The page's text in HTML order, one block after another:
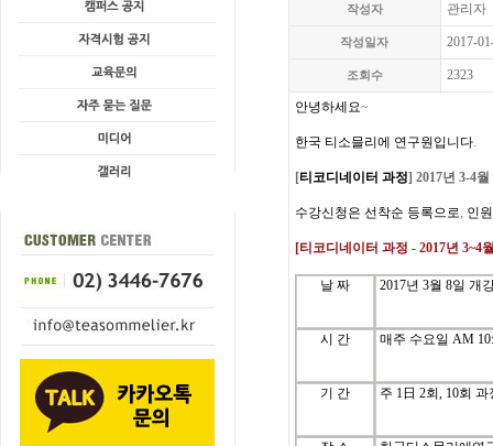
작성자 관리자
작성일자 2017-
조회수 2323
안녕하세요~
한국 티소믈리에 연구원입니다.
[티코디네이터 과정] 2017년 3-4월
수강신청은 선착순 등록으로, 인원
[티코디네이터 과정 - 2017년 3~4
날 짜 2017년 3월 8일 개
시 간 매주 수요일 AM
기 간 주 1日 2회, 10회 과